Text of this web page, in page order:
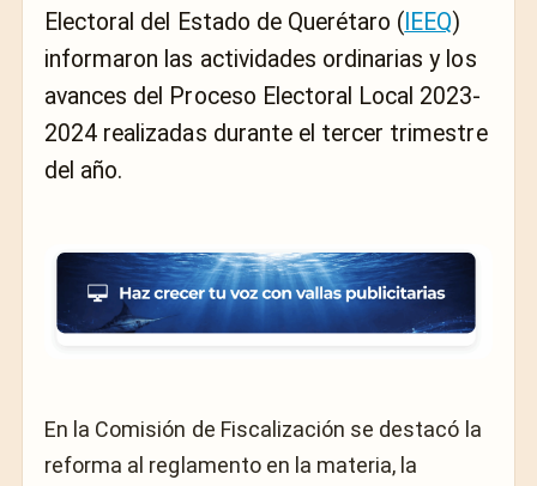
Electoral del Estado de Querétaro ( IEEQ)
informaron las actividades ordinarias y los
avances del Proceso Electoral Local 2023-
2024 realizadas durante el tercer trimestre
del año.
En la Comisión de Fiscalización se destacó la
reforma al reglamento en la materia, la